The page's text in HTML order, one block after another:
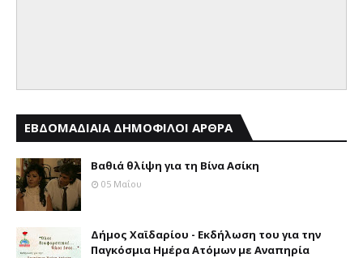
ΕΒΔΟΜΑΔΙΑΙΑ ΔΗΜΟΦΙΛΟΙ ΑΡΘΡΑ
Βαθιά θλίψη για τη Βίνα Ασίκη
05 Μαΐου
Δήμος Χαϊδαρίου - Εκδήλωση του για την
Παγκόσμια Ημέρα Ατόμων με Αναπηρία